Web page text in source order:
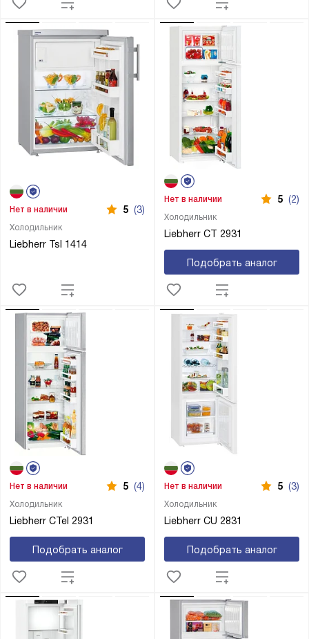
Холодильник
Liebherr Tsl 1414
Нет в наличии 5 (3)
Холодильник
Liebherr CT 2931
Нет в наличии 5 (2)
Подобрать аналог
Холодильник
Liebherr CTel 2931
Нет в наличии 5 (4)
Подобрать аналог
Холодильник
Liebherr CU 2831
Нет в наличии 5 (3)
Подобрать аналог